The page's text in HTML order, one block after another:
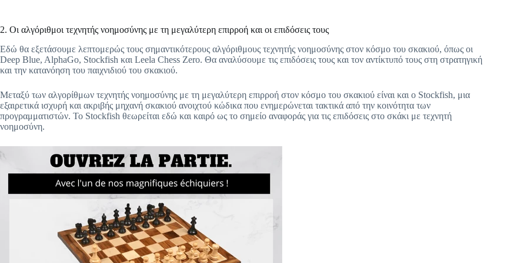
2. Οι αλγόριθμοι τεχνητής νοημοσύνης με τη μεγαλύτερη επιρροή και οι επιδόσεις τους
Εδώ θα εξετάσουμε λεπτομερώς τους σημαντικότερους αλγόριθμους τεχνητής νοημοσύνης στον κόσμο του σκακιού, όπως οι
Deep Blue, AlphaGo, Stockfish και Leela Chess Zero. Θα αναλύσουμε τις επιδόσεις τους και τον αντίκτυπό τους στη στρατηγική
και την κατανόηση του παιχνιδιού του σκακιού.
Μεταξύ των αλγορίθμων τεχνητής νοημοσύνης με τη μεγαλύτερη επιρροή στον κόσμο του σκακιού είναι και ο Stockfish, μια
εξαιρετικά ισχυρή και ακριβής μηχανή σκακιού ανοιχτού κώδικα που ενημερώνεται τακτικά από την κοινότητα των
προγραμματιστών. Το Stockfish θεωρείται εδώ και καιρό ως το σημείο αναφοράς για τις επιδόσεις στο σκάκι με τεχνητή
νοημοσύνη.